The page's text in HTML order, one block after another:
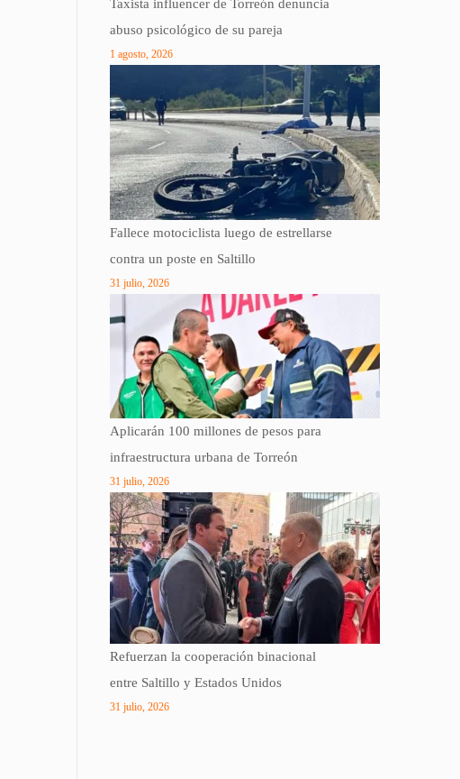
Taxista influencer de Torreón denuncia
abuso psicológico de su pareja
1 agosto, 2026
Fallece motociclista luego de estrellarse
contra un poste en Saltillo
31 julio, 2026
Aplicarán 100 millones de pesos para
infraestructura urbana de Torreón
31 julio, 2026
Refuerzan la cooperación binacional
entre Saltillo y Estados Unidos
31 julio, 2026